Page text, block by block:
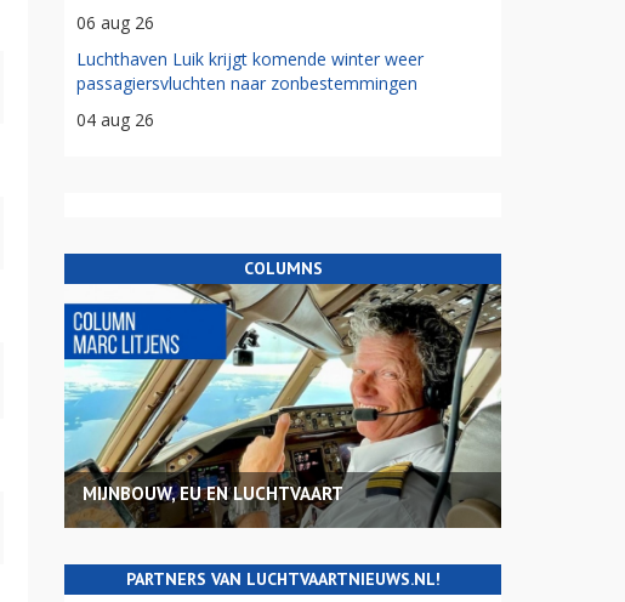
06 aug 26
Luchthaven Luik krijgt komende winter weer
passagiersvluchten naar zonbestemmingen
04 aug 26
COLUMNS
MIJNBOUW, EU EN LUCHTVAART
PARTNERS VAN LUCHTVAARTNIEUWS.NL!